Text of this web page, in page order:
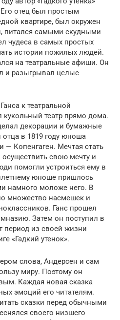
отец был простым
квартире, был окружен
самыми скудными
чудеса в самых простых
истории пожилых людей.
на театральные афиши. Он
и разыгрывал целые
к театральной
кукольный театр прямо дома.
декорации и бумажные
в 1819 году юноша
— Копенгаген. Мечтая стать
свою мечту и
помогли устроиться ему в
юноше пришлось
намного моложе него. В
множество насмешек и
Ганс прошел
Затем он поступил в
период из своей жизни
«Гадкий утенок».
слова, Андерсен и сам
миру. Поэтому он
Каждая новая сказка
эмоций его читателям.
сказки перед обычными
своего низшего